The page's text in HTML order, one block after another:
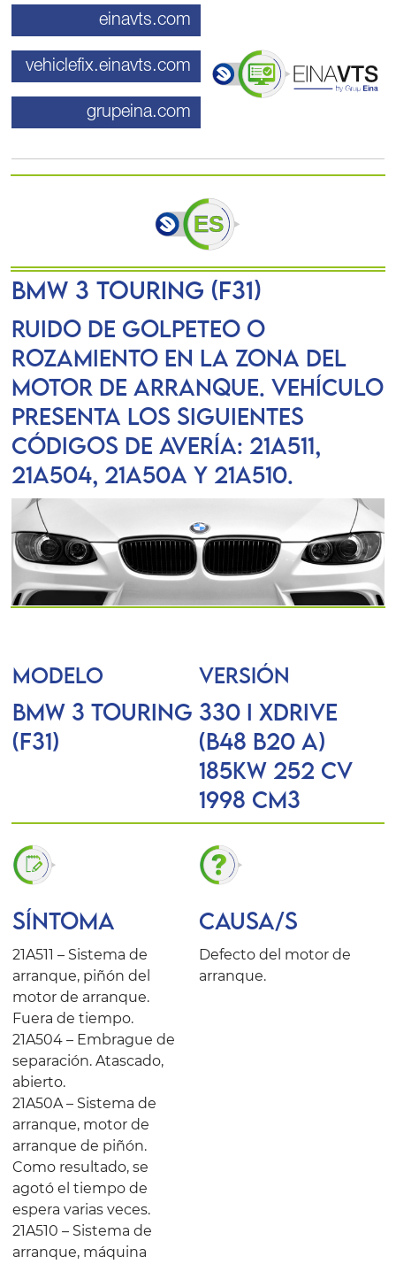
einavts.com
vehiclefix.einavts.com
grupeina.com
BMW 3 Touring (F31)
Ruido de golpeteo o
rozamiento en la zona del
motor de arranque. Vehículo
presenta los siguientes
códigos de avería: 21A511,
21A504, 21A50A y 21A510.
MODELO VERSIÓN
BMW 3 Touring
(F31)
330 i xDrive
(B48 B20 A)
185KW 252 CV
1998 Cm3
SÍNTOMA CAUSA/S
21A511 – Sistema de
arranque, piñón del
motor de arranque.
Fuera de tiempo.
21A504 – Embrague de
separación. Atascado,
abierto.
21A50A – Sistema de
arranque, motor de
arranque de piñón.
Como resultado, se
agotó el tiempo de
espera varias veces.
21A510 – Sistema de
arranque, máquina
Defecto del motor de
arranque.